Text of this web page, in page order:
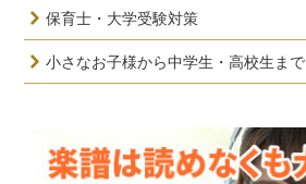
保育士・大学受験対策
小さなお子様から中学生・高校生まで